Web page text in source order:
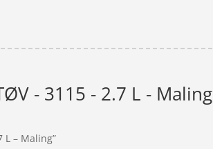
- 3115 - 2.7 L - Maling
L – Maling”